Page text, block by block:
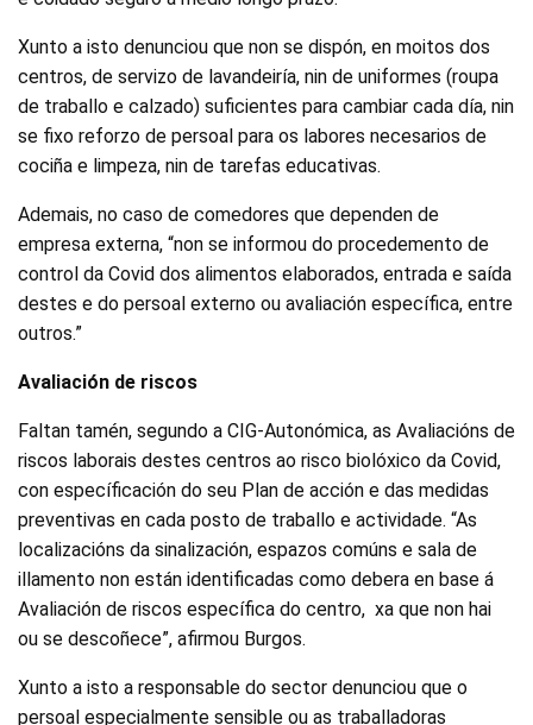
Xunto a isto denunciou que non se dispón, en moitos dos
centros, de servizo de lavandeiría, nin de uniformes (roupa
de traballo e calzado) suficientes para cambiar cada día, nin
se fixo reforzo de persoal para os labores necesarios de
cociña e limpeza, nin de tarefas educativas.
Ademais, no caso de comedores que dependen de
empresa externa, “non se informou do procedemento de
control da Covid dos alimentos elaborados, entrada e saída
destes e do persoal externo ou avaliación específica, entre
outros.”
Avaliación de riscos
Faltan tamén, segundo a CIG-Autonómica, as Avaliacións de
riscos laborais destes centros ao risco biolóxico da Covid,
con específicación do seu Plan de acción e das medidas
preventivas en cada posto de traballo e actividade. “As
localizacións da sinalización, espazos comúns e sala de
illamento non están identificadas como debera en base á
Avaliación de riscos específica do centro, xa que non hai
ou se descoñece”, afirmou Burgos.
Xunto a isto a responsable do sector denunciou que o
persoal especialmente sensible ou as traballadoras